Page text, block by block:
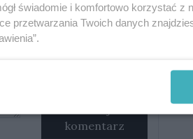
komentarz
świadomie i komfortowo korzystać z
przetwarzania Twoich danych